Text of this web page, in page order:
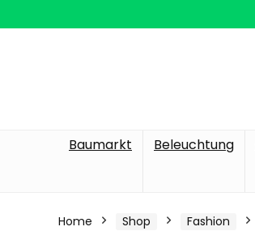
Baumarkt Beleuchtung
Home Shop Fashion